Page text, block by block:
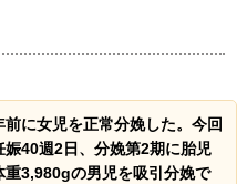
に女児を正常分娩した。今回
40週2日、分娩第2期に胎児
3,980gの男児を吸引分娩で